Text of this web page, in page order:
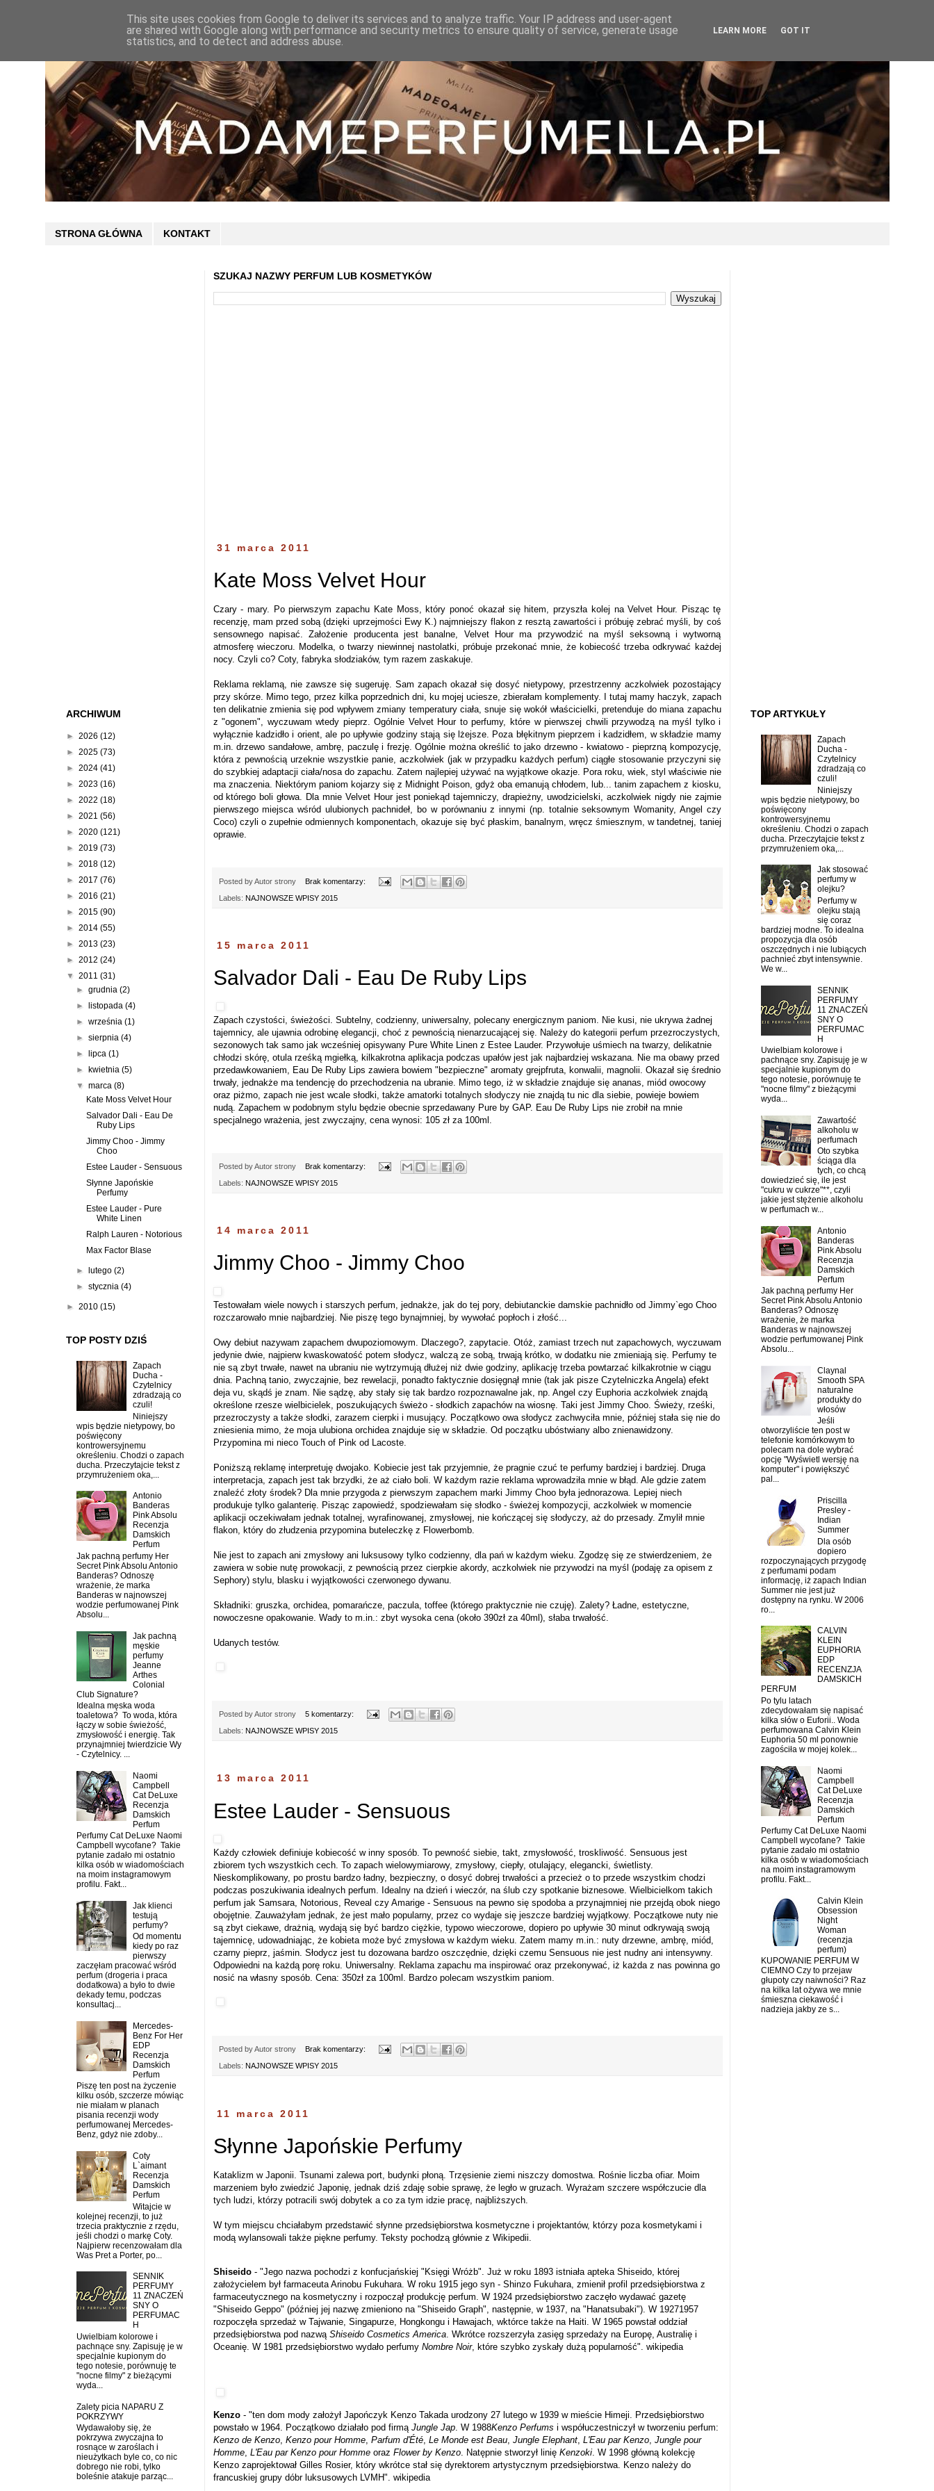
STRONA GŁÓWNA KONTAKT
SZUKAJ NAZWY PERFUM LUB KOSMETYKÓW
31 marca 2011
Kate Moss Velvet Hour
Czary - mary. Po pierwszym zapachu Kate Moss, który ponoć okazał się hitem, przyszła kolej na Velvet Hour. Pisząc tę
recenzję, mam przed sobą (dzięki uprzejmości Ewy K.) najmniejszy flakon z resztą zawartości i próbuję zebrać myśli, by coś
sensownego napisać. Założenie producenta jest banalne, Velvet Hour ma przywodzić na myśl seksowną i wytworną
atmosferę wieczoru. Modelka, o twarzy niewinnej nastolatki, próbuje przekonać mnie, że kobiecość trzeba odkrywać każdej
nocy. Czyli co? Coty, fabryka słodziaków, tym razem zaskakuje.
Reklama reklamą, nie zawsze się sugeruję. Sam zapach okazał się dosyć nietypowy, przestrzenny aczkolwiek pozostający
przy skórze. Mimo tego, przez kilka poprzednich dni, ku mojej uciesze, zbierałam komplementy. I tutaj mamy haczyk, zapach
ten delikatnie zmienia się pod wpływem zmiany temperatury ciała, snuje się wokół właścicielki, pretenduje do miana zapachu
z "ogonem", wyczuwam wtedy pieprz. Ogólnie Velvet Hour to perfumy, które w pierwszej chwili przywodzą na myśl tylko i
wyłącznie kadzidło i orient, ale po upływie godziny stają się lżejsze. Poza błękitnym pieprzem i kadzidłem, w składzie mamy
m.in. drzewo sandałowe, ambrę, paczulę i frezję. Ogólnie można określić to jako drzewno - kwiatowo - pieprzną kompozycję,
która z pewnością urzeknie wszystkie panie, aczkolwiek (jak w przypadku każdych perfum) ciągłe stosowanie przyczyni się
do szybkiej adaptacji ciała/nosa do zapachu. Zatem najlepiej używać na wyjątkowe okazje. Pora roku, wiek, styl właściwie nie
ma znaczenia. Niektórym paniom kojarzy się z Midnight Poison, gdyż oba emanują chłodem, lub... tanim zapachem z kiosku,
od którego boli głowa. Dla mnie Velvet Hour jest poniekąd tajemniczy, drapieżny, uwodzicielski, aczkolwiek nigdy nie zajmie
pierwszego miejsca wśród ulubionych pachnideł, bo w porównaniu z innymi (np. totalnie seksownym Womanity, Angel czy
Coco) czyli o zupełnie odmiennych komponentach, okazuje się być płaskim, banalnym, wręcz śmiesznym, w tandetnej, taniej
oprawie.
Posted byAutor strony Brak komentarzy:
Labels: NAJNOWSZE WPISY 2015
15 marca 2011
Salvador Dali - Eau De Ruby Lips
Zapach czystości, świeżości. Subtelny, codzienny, uniwersalny, polecany energicznym paniom. Nie kusi, nie ukrywa żadnej
tajemnicy, ale ujawnia odrobinę elegancji, choć z pewnością nienarzucającej się. Należy do kategorii perfum przezroczystych,
sezonowych tak samo jak wcześniej opisywany Pure White Linen z Estee Lauder. Przywołuje uśmiech na twarzy, delikatnie
chłodzi skórę, otula rześką mgiełką, kilkakrotna aplikacja podczas upałów jest jak najbardziej wskazana. Nie ma obawy przed
przedawkowaniem, Eau De Ruby Lips zawiera bowiem "bezpieczne" aromaty grejpfruta, konwalii, magnolii. Okazał się średnio
trwały, jednakże ma tendencję do przechodzenia na ubranie. Mimo tego, iż w składzie znajduje się ananas, miód owocowy
oraz piżmo, zapach nie jest wcale słodki, także amatorki totalnych słodyczy nie znajdą tu nic dla siebie, powieje bowiem
nudą. Zapachem w podobnym stylu będzie obecnie sprzedawany Pure by GAP. Eau De Ruby Lips nie zrobił na mnie
specjalnego wrażenia, jest zwyczajny, cena wynosi: 105 zł za 100ml.
Posted byAutor strony Brak komentarzy:
Labels: NAJNOWSZE WPISY 2015
14 marca 2011
Jimmy Choo - Jimmy Choo
Testowałam wiele nowych i starszych perfum, jednakże, jak do tej pory, debiutanckie damskie pachnidło od Jimmy`ego Choo
rozczarowało mnie najbardziej. Nie piszę tego bynajmniej, by wywołać popłoch i złość...
Owy debiut nazywam zapachem dwupoziomowym. Dlaczego?, zapytacie. Otóż, zamiast trzech nut zapachowych, wyczuwam
jedynie dwie, najpierw kwaskowatość potem słodycz, walczą ze sobą, trwają krótko, w dodatku nie zmieniają się. Perfumy te
nie są zbyt trwałe, nawet na ubraniu nie wytrzymują dłużej niż dwie godziny, aplikację trzeba powtarzać kilkakrotnie w ciągu
dnia. Pachną tanio, zwyczajnie, bez rewelacji, ponadto faktycznie dosięgnął mnie (tak jak pisze Czytelniczka Angela) efekt
deja vu, skądś je znam. Nie sądzę, aby stały się tak bardzo rozpoznawalne jak, np. Angel czy Euphoria aczkolwiek znajdą
określone rzesze wielbicielek, poszukujących świeżo - słodkich zapachów na wiosnę. Taki jest Jimmy Choo. Świeży, rześki,
przezroczysty a także słodki, zarazem cierpki i musujący. Początkowo owa słodycz zachwyciła mnie, później stała się nie do
zniesienia mimo, że moja ulubiona orchidea znajduje się w składzie. Od początku ubóstwiany albo znienawidzony.
Przypomina mi nieco Touch of Pink od Lacoste.
Poniższą reklamę interpretuję dwojako. Kobiecie jest tak przyjemnie, że pragnie czuć te perfumy bardziej i bardziej. Druga
interpretacja, zapach jest tak brzydki, że aż ciało boli. W każdym razie reklama wprowadziła mnie w błąd. Ale gdzie zatem
znaleźć złoty środek? Dla mnie przygoda z pierwszym zapachem marki Jimmy Choo była jednorazowa. Lepiej niech
produkuje tylko galanterię. Pisząc zapowiedź, spodziewałam się słodko - świeżej kompozycji, aczkolwiek w momencie
aplikacji oczekiwałam jednak totalnej, wyrafinowanej, zmysłowej, nie kończącej się słodyczy, aż do przesady. Zmylił mnie
flakon, który do złudzenia przypomina buteleczkę z Flowerbomb.
Nie jest to zapach ani zmysłowy ani luksusowy tylko codzienny, dla pań w każdym wieku. Zgodzę się ze stwierdzeniem, że
zawiera w sobie nutę prowokacji, z pewnością przez cierpkie akordy, aczkolwiek nie przywodzi na myśl (podaję za opisem z
Sephory) stylu, blasku i wyjątkowości czerwonego dywanu.
Składniki: gruszka, orchidea, pomarańcze, paczula, toffee (którego praktycznie nie czuję). Zalety? Ładne, estetyczne,
nowoczesne opakowanie. Wady to m.in.: zbyt wysoka cena (około 390zł za 40ml), słaba trwałość.
Udanych testów.
Posted byAutor strony 5 komentarzy:
Labels: NAJNOWSZE WPISY 2015
13 marca 2011
Estee Lauder - Sensuous
Każdy człowiek definiuje kobiecość w inny sposób. To pewność siebie, takt, zmysłowość, troskliwość. Sensuous jest
zbiorem tych wszystkich cech. To zapach wielowymiarowy, zmysłowy, ciepły, otulający, elegancki, świetlisty.
Nieskomplikowany, po prostu bardzo ładny, bezpieczny, o dosyć dobrej trwałości a przecież o to przede wszystkim chodzi
podczas poszukiwania idealnych perfum. Idealny na dzień i wieczór, na ślub czy spotkanie biznesowe. Wielbicielkom takich
perfum jak Samsara, Notorious, Reveal czy Amarige - Sensuous na pewno się spodoba a przynajmniej nie przejdą obok niego
obojętnie. Zauważyłam jednak, że jest mało popularny, przez co wydaje się jeszcze bardziej wyjątkowy. Początkowe nuty nie
są zbyt ciekawe, drażnią, wydają się być bardzo ciężkie, typowo wieczorowe, dopiero po upływie 30 minut odkrywają swoją
tajemnicę, udowadniając, że kobieta może być zmysłowa w każdym wieku. Zatem mamy m.in.: nuty drzewne, ambrę, miód,
czarny pieprz, jaśmin. Słodycz jest tu dozowana bardzo oszczędnie, dzięki czemu Sensuous nie jest nudny ani intensywny.
Odpowiedni na każdą porę roku. Uniwersalny. Reklama zapachu ma inspirować oraz przekonywać, iż każda z nas powinna go
nosić na własny sposób. Cena: 350zł za 100ml. Bardzo polecam wszystkim paniom.
Posted byAutor strony Brak komentarzy:
Labels: NAJNOWSZE WPISY 2015
11 marca 2011
Słynne Japońskie Perfumy
Kataklizm w Japonii. Tsunami zalewa port, budynki płoną. Trzęsienie ziemi niszczy domostwa. Rośnie liczba ofiar. Moim
marzeniem było zwiedzić Japonię, jednak dziś zdaję sobie sprawę, że legło w gruzach. Wyrażam szczere współczucie dla
tych ludzi, którzy potracili swój dobytek a co za tym idzie pracę, najbliższych.
W tym miejscu chciałabym przedstawić słynne przedsiębiorstwa kosmetyczne i projektantów, którzy poza kosmetykami i
modą wylansowali także piękne perfumy. Teksty pochodzą głównie z Wikipedii.
Shiseido - "Jego nazwa pochodzi z konfucjańskiej "Księgi Wróżb". Już w roku 1893istniała apteka Shiseido, której
założycielem był farmaceuta Arinobu Fukuhara. W roku 1915jego syn - Shinzo Fukuhara, zmienił profil przedsiębiorstwa z
farmaceutycznego na kosmetyczny i rozpoczął produkcję perfum. W 1924przedsiębiorstwo zaczęło wydawać gazetę
"Shiseido Geppo" (później jej nazwę zmieniono na "Shiseido Graph", następnie, w 1937, na "Hanatsubaki"). W 19271957
rozpoczęła sprzedaż w Tajwanie, Singapurze, Hongkongu i Hawajach, wktórce także na Haiti. W 1965powstał oddział
przedsiębiorstwa pod nazwą Shiseido Cosmetics America. Wkrótce rozszerzyła zasięg sprzedaży na Europę, Australię i
Oceanię. W 1981 przedsiębiorstwo wydało perfumy Nombre Noir, które szybko zyskały dużą popularność". wikipedia
Kenzo- "ten dom mody założył Japończyk Kenzo Takadaurodzony 27 lutego w 1939w mieście Himeji. Przedsiębiorstwo
powstało w 1964. Początkowo działało pod firmą Jungle Jap. W 1988Kenzo Perfums i współuczestniczył w tworzeniu perfum:
Kenzo de Kenzo, Kenzo pour Homme, Parfum d'Été, Le Monde est Beau, Jungle Elephant, L'Eau par Kenzo, Jungle pour
Homme, L'Eau par Kenzo pour Hommeoraz Flower by Kenzo. Natępnie stworzył linię Kenzoki. W 1998główną kolekcję
Kenzo zaprojektował Gilles Rosier, który wkrótce stał się dyrektorem artystycznym przedsiębiorstwa. Kenzo należy do
francuskiej grupy dóbr luksusowych LVMH". wikipedia
ARCHIWUM
► 2026 (12)
► 2025 (73)
► 2024 (41)
► 2023 (16)
► 2022 (18)
► 2021 (56)
► 2020 (121)
► 2019 (73)
► 2018 (12)
► 2017 (76)
► 2016 (21)
► 2015 (90)
► 2014 (55)
► 2013 (23)
► 2012 (24)
▼ 2011 (31)
► grudnia (2)
► listopada (4)
► września (1)
► sierpnia (4)
► lipca (1)
► kwietnia (5)
▼ marca (8)
Kate Moss Velvet Hour
Salvador Dali - Eau De
Ruby Lips
Jimmy Choo - Jimmy
Choo
Estee Lauder - Sensuous
Słynne Japońskie
Perfumy
Estee Lauder - Pure
White Linen
Ralph Lauren - Notorious
Max Factor Blase
► lutego (2)
► stycznia (4)
► 2010 (15)
TOP POSTY DZIŚ
Zapach
Ducha -
Czytelnicy
zdradzają co
czuli!
Niniejszy
wpis będzie nietypowy, bo
poświęcony
kontrowersyjnemu
określeniu. Chodzi o zapach
ducha. Przeczytajcie tekst z
przymrużeniem oka,...
Antonio
Banderas
Pink Absolu
Recenzja
Damskich
Perfum
Jak pachną perfumy Her
Secret Pink Absolu Antonio
Banderas? Odnoszę
wrażenie, że marka
Banderas w najnowszej
wodzie perfumowanej Pink
Absolu...
Jak pachną
męskie
perfumy
Jeanne
Arthes
Colonial
Club Signature?
Idealna męska woda
toaletowa? To woda, która
łączy w sobie świeżość,
zmysłowość i energię. Tak
przynajmniej twierdzicie Wy
- Czytelnicy. ...
Naomi
Campbell
Cat DeLuxe
Recenzja
Damskich
Perfum
Perfumy Cat DeLuxe Naomi
Campbell wycofane? Takie
pytanie zadało mi ostatnio
kilka osób w wiadomościach
na moim instagramowym
profilu. Fakt...
Jak klienci
testują
perfumy?
Od momentu
kiedy po raz
pierwszy
zaczęłam pracować wśród
perfum (drogeria i praca
dodatkowa) a było to dwie
dekady temu, podczas
konsultacj...
Mercedes-
Benz For Her
EDP
Recenzja
Damskich
Perfum
Piszę ten post na życzenie
kilku osób, szczerze mówiąc
nie miałam w planach
pisania recenzji wody
perfumowanej Mercedes-
Benz, gdyż nie zdoby...
Coty
L`aimant
Recenzja
Damskich
Perfum
Witajcie w
kolejnej recenzji, to już
trzecia praktycznie z rzędu,
jeśli chodzi o markę Coty.
Najpierw recenzowałam dla
Was Pret a Porter, po...
SENNIK
PERFUMY
11 ZNACZEŃ
SNY O
PERFUMAC
H
Uwielbiam kolorowe i
pachnące sny. Zapisuję je w
specjalnie kupionym do
tego notesie, porównuję te
"nocne filmy" z bieżącymi
wyda...
Zalety picia NAPARU Z
POKRZYWY
Wydawałoby się, że
pokrzywa zwyczajna to
rosnące w zaroślach i
nieużytkach byle co, co nic
dobrego nie robi, tylko
boleśnie atakuje parząc...
TOP ARTYKUŁY
Zapach
Ducha -
Czytelnicy
zdradzają co
czuli!
Niniejszy
wpis będzie nietypowy, bo
poświęcony
kontrowersyjnemu
określeniu. Chodzi o zapach
ducha. Przeczytajcie tekst z
przymrużeniem oka,...
Jak stosować
perfumy w
olejku?
Perfumy w
olejku stają
się coraz
bardziej modne. To idealna
propozycja dla osób
oszczędnych i nie lubiących
pachnieć zbyt intensywnie.
We w...
SENNIK
PERFUMY
11 ZNACZEŃ
SNY O
PERFUMAC
H
Uwielbiam kolorowe i
pachnące sny. Zapisuję je w
specjalnie kupionym do
tego notesie, porównuję te
"nocne filmy" z bieżącymi
wyda...
Zawartość
alkoholu w
perfumach
Oto szybka
ściąga dla
tych, co chcą
dowiedzieć się, ile jest
"cukru w cukrze"**, czyli
jakie jest stężenie alkoholu
w perfumach w...
Antonio
Banderas
Pink Absolu
Recenzja
Damskich
Perfum
Jak pachną perfumy Her
Secret Pink Absolu Antonio
Banderas? Odnoszę
wrażenie, że marka
Banderas w najnowszej
wodzie perfumowanej Pink
Absolu...
Claynal
Smooth SPA
naturalne
produkty do
włosów
Jeśli
otworzyliście ten post w
telefonie komórkowym to
polecam na dole wybrać
opcję "Wyświetl wersję na
komputer" i powiększyć
pal...
Priscilla
Presley -
Indian
Summer
Dla osób
dopiero
rozpoczynających przygodę
z perfumami podam
informację, iż zapach Indian
Summer nie jest już
dostępny na rynku. W 2006
ro...
CALVIN
KLEIN
EUPHORIA
EDP
RECENZJA
DAMSKICH
PERFUM
Po tylu latach
zdecydowałam się napisać
kilka słów o Euforii.. Woda
perfumowana Calvin Klein
Euphoria 50 ml ponownie
zagościła w mojej kolek...
Naomi
Campbell
Cat DeLuxe
Recenzja
Damskich
Perfum
Perfumy Cat DeLuxe Naomi
Campbell wycofane? Takie
pytanie zadało mi ostatnio
kilka osób w wiadomościach
na moim instagramowym
profilu. Fakt...
Calvin Klein
Obsession
Night
Woman
(recenzja
perfum)
KUPOWANIE PERFUM W
CIEMNO Czy to przejaw
głupoty czy naiwności? Raz
na kilka lat ożywa we mnie
śmieszna ciekawość i
nadzieja jakby ze s...
This site uses cookies from Google to deliver its services and to analyze traffic. Your IP address and user-agent
are shared with Google along with performance and security metrics to ensure quality of service, generate usage
statistics, and to detect and address abuse.
LEARN MORE GOT IT